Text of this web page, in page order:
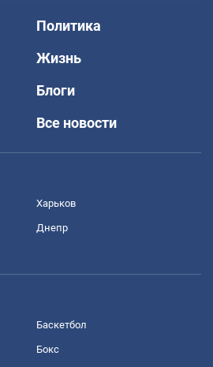
Политика
Жизнь
Блоги
Все новости
Харьков
Днепр
Баскетбол
Бокс